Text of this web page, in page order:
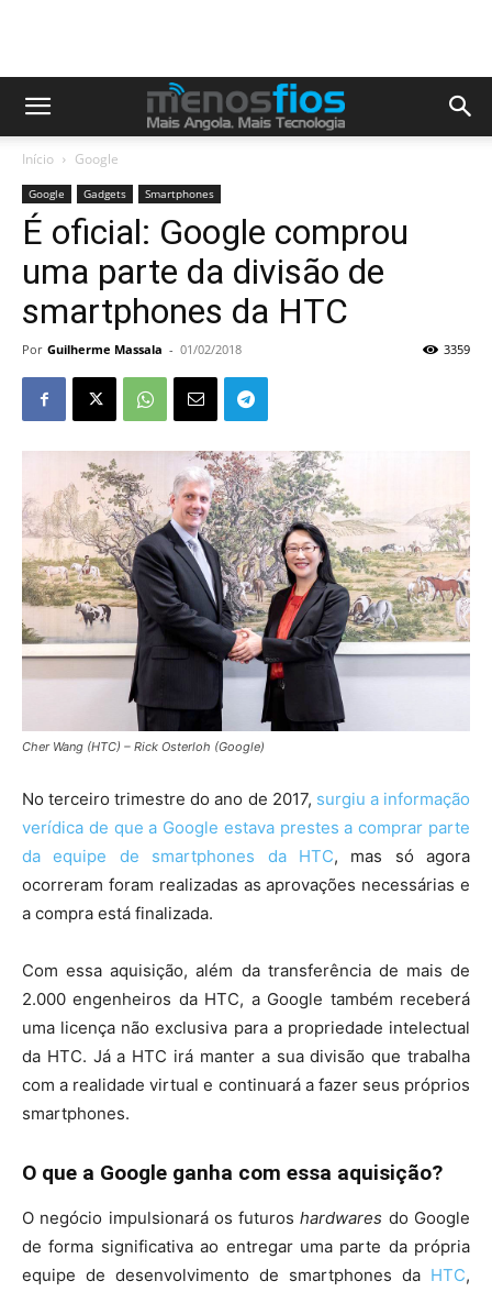
Início Google
Google Gadgets Smartphones
É oficial: Google comprou
uma parte da divisão de
smartphones da HTC
Por Guilherme Massala - 01/02/2018 3359
Cher Wang (HTC) – Rick Osterloh (Google)
No terceiro trimestre do ano de 2017, surgiu a informação
verídica de que a Google estava prestes a comprar parte
da equipe de smartphones da HTC, mas só agora
ocorreram foram realizadas as aprovações necessárias e
a compra está finalizada.
Com essa aquisição, além da transferência de mais de
2.000 engenheiros da HTC, a Google também receberá
uma licença não exclusiva para a propriedade intelectual
da HTC. Já a HTC irá manter a sua divisão que trabalha
com a realidade virtual e continuará a fazer seus próprios
smartphones.
O que a Google ganha com essa aquisição?
O negócio impulsionará os futuros hardwares do Google
de forma significativa ao entregar uma parte da própria
equipe de desenvolvimento de smartphones da HTC,